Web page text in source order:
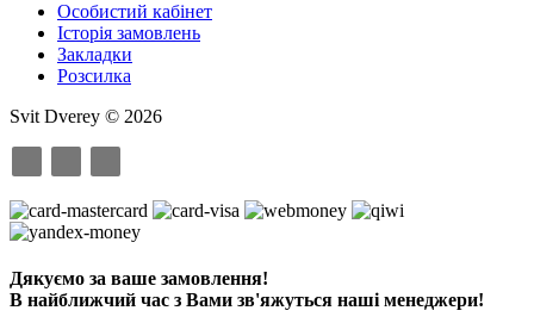
Особистий кабінет
Історія замовлень
Закладки
Розсилка
Svit Dverey © 2026
Дякуємо за ваше замовлення!
В найближчий час з Вами зв'яжуться наші менеджери!